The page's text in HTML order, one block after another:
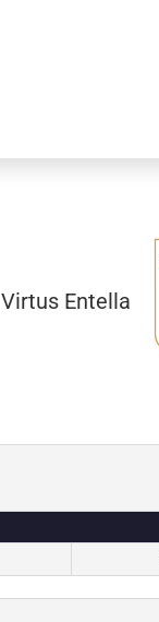
Virtus Entella